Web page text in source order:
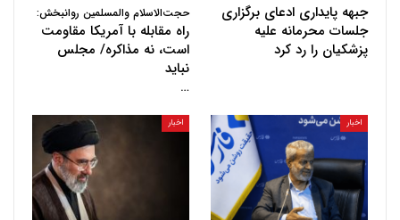
جبهه پایداری ادعای برگزاری
جلسات محرمانه علیه
پزشکیان را رد کرد
حجت‌الاسلام والمسلمین روانبخش:
راه مقابله با آمریکا مقاومت
است، نه مذاکره/ مجلس
نباید
…
اخبار اخبار